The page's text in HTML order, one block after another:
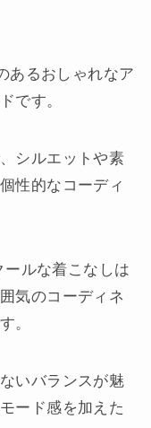
あるおしゃれなア
です。
シルエットや素
性的なコーディ
ルな着こなしは
気のコーディネ
。
いバランスが魅
ード感を加えた